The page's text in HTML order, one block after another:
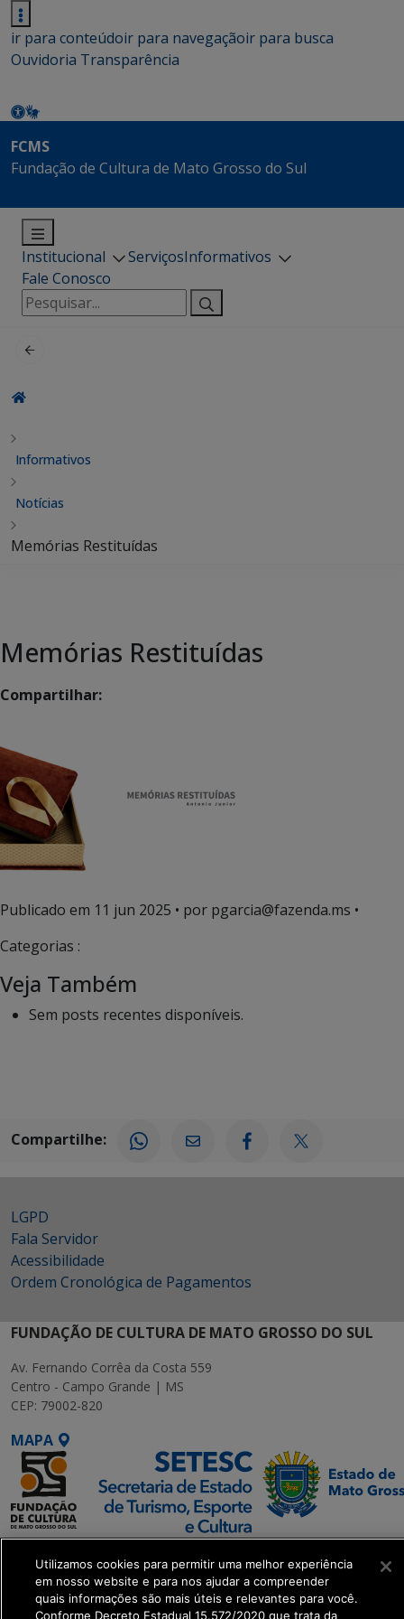
ir para conteúdoir para navegaçãoir para busca
Ouvidoria Transparência
FCMS
Fundação de Cultura de Mato Grosso do Sul
Institucional ServiçosInformativos
Fale Conosco
Pesquisar
por:
Informativos
Notícias
Memórias Restituídas
Memórias Restituídas
Compartilhar:
Publicado em 11 jun 2025 • por pgarcia@fazenda.ms •
Categorias :
Veja Também
Sem posts recentes disponíveis.
Compartilhe:
LGPD
Fala Servidor
Acessibilidade
Ordem Cronológica de Pagamentos
FUNDAÇÃO DE CULTURA DE MATO GROSSO DO SUL
Av. Fernando Corrêa da Costa 559
Centro - Campo Grande | MS
CEP: 79002-820
MAPA
SETDIG | Secretaria-
Executiva de
Transformação Digital
Utilizamos cookies para permitir uma melhor experiência
em nosso website e para nos ajudar a compreender
quais informações são mais úteis e relevantes para você.
Conforme Decreto Estadual 15.572/2020 que trata da